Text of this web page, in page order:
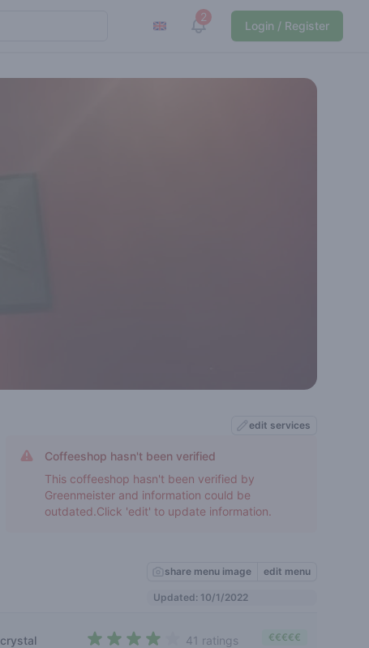
2
View notifications
Login / Register
edit services
Coffeeshop hasn't been verified
This coffeeshop hasn't been verified by
Greenmeister and information could be
outdated.Click 'edit' to update information.
share menu image edit menu
Updated: 10/1/2022
crystal
41 ratings €€€€€